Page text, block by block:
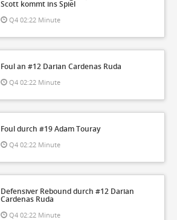
Scott kommt ins Spiel
Q4 02:22 Minute
Foul an #12 Darian Cardenas Ruda
Q4 02:22 Minute
Foul durch #19 Adam Touray
Q4 02:22 Minute
Defensiver Rebound durch #12 Darian
Cardenas Ruda
Q4 02:22 Minute